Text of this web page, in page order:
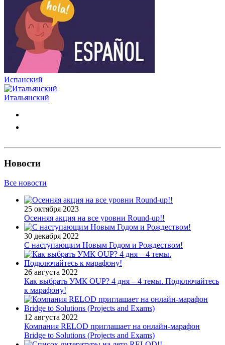
Испанский
Итальянский
Новости
Все новости
25 октября 2023
Осенняя акция на все уровни Round-up!!
30 декабря 2022
С наступающим Новым Годом и Рождеством!
26 августа 2022
Как выбрать УМК OUP? 4 дня – 4 темы. Подключайтесь
к марафону!
12 августа 2022
Компания RELOD приглашает на онлайн-марафон
Bridge to Solutions (Projects and Exams)